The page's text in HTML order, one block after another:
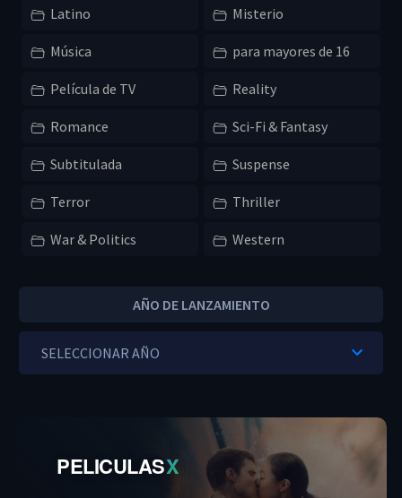
Latino Misterio
Música para mayores de 16
Película de TV Reality
Romance Sci-Fi & Fantasy
Subtitulada Suspense
Terror Thriller
War & Politics Western
AÑO DE LANZAMIENTO
PELICULASX